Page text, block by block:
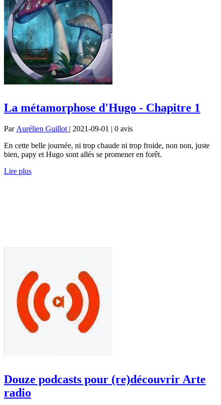
La métamorphose d'Hugo - Chapitre 1
Par Aurélien Guillot | 2021-09-01 | 0 avis
En cette belle journée, ni trop chaude ni trop froide, non non, juste
bien, papy et Hugo sont allés se promener en forêt.
Lire plus
Douze podcasts pour (re)découvrir Arte
radio